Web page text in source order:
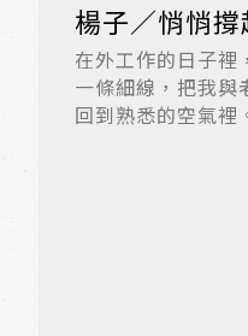
楊子／悄悄
在外工作的日子裡
一條細線，把我與
回到熟悉的空氣裡